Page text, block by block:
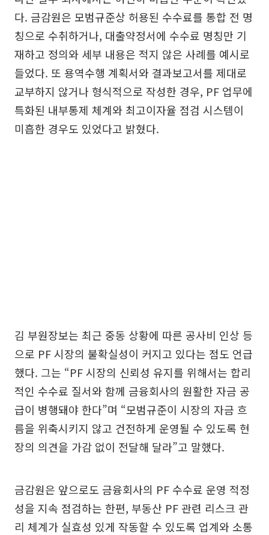
다. 금감원은 모범규준상 허용된 수수료를 통합 전 명
칭으로 수취하거나, 대출약정서에 수수료 명칭만 기
재하고 정의와 세부 내용은 적지 않은 사례를 예시로
들었다. 또 용역수행 계획서와 결과보고서를 제대로
교부하지 않거나 형식적으로 작성한 경우, PF 업무에
특화된 내부통제 체계와 최고이자율 점검 시스템이
미흡한 경우도 있었다고 밝혔다.
김 부원장보는 최근 중동 상황에 따른 공사비 인상 등
으로 PF 시장의 불확실성이 커지고 있다는 점도 언급
했다. 그는 “PF 시장의 신뢰성 유지를 위해서는 합리
적인 수수료 질서와 함께 금융회사의 원활한 자금 공
급이 병행돼야 한다”며 “모범규준이 시장의 자금 흐
름을 위축시키지 않고 건전하게 운영될 수 있도록 현
장의 의견을 가감 없이 전달해 달라”고 말했다.
금감원은 앞으로도 금융회사의 PF 수수료 운영 적정
성을 지속 점검하는 한편, 부동산 PF 관련 리스크 관
리 체계가 실효성 있게 작동할 수 있도록 업계와 소통